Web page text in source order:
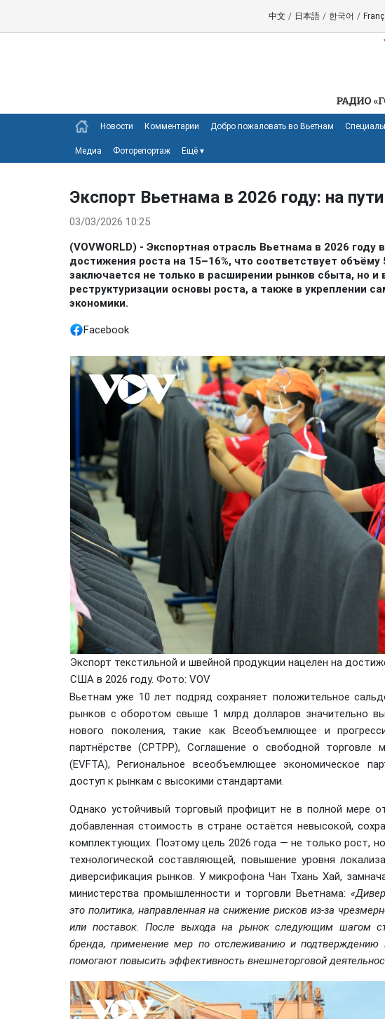
中文 / 日本語 / 한국어 /
Новости Комментарии Добро пожаловать во Вьетнам
Медиа Фоторепортаж Ещё ▾
Экспорт Вьетнама в 2026 году: на
03/03/2026 10:25
(VOVWORLD) - Экспортная отрасль Вьетнама в 2026
достижения роста на 15–16%, что соответствует
заключается не только в расширении рынков сбыта, но и
реструктуризации основы роста, а также в укреплении
экономики.
Facebook
Экспорт текстильной и швейной продукции нацелен на
США в 2026 году. Фото: VOV
Вьетнам уже 10 лет подряд сохраняет положительное
рынков с оборотом свыше 1 млрд долларов значительно
нового поколения, такие как Всеобъемлющее и
партнёрстве (CPTPP), Соглашение о свободной
(EVFTA), Региональное всеобъемлющее экономическое
доступ к рынкам с высокими стандартами.
Однако устойчивый торговый профицит не в полной мере
добавленная стоимость в стране остаётся невысокой,
комплектующих. Поэтому цель 2026 года — не только рост,
технологической составляющей, повышение уровня
диверсификация рынков. У микрофона Чан Тхань Хай,
министерства промышленности и торговли Вьетнама:
это политика, направленная на снижение рисков из-за
или поставок. После выхода на рынок следующим шагом
бренда, применение мер по отслеживанию и
помогают повысить эффективность внешнеторговой